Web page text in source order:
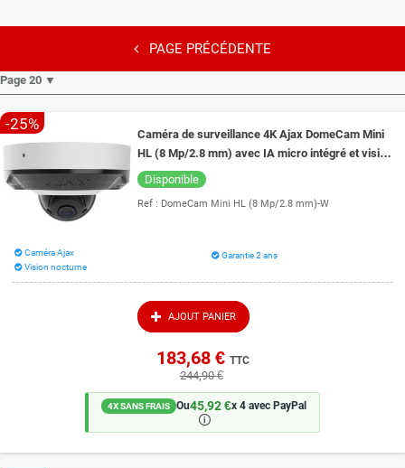
PAGE PRÉCÉDENTE
Page 20 ▼
-25%
Caméra de surveillance 4K Ajax DomeCam Mini
HL (8 Mp/2.8 mm) avec IA micro intégré et vision
de nuit couleur 15 mètres
Disponible
Ref : DomeCam Mini HL (8 Mp/2.8 mm)-W
Caméra Ajax
Vision nocturne
Garantie 2 ans
AJOUT PANIER
183,68 € TTC
244,90 €
4X SANS FRAIS Ou45,92 €x 4 avec PayPal
🛈